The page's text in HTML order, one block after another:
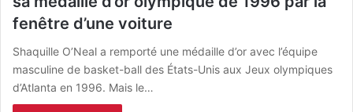
fenêtre d’une voiture
Shaquille O’Neal a remporté une médaille d’or avec l’équipe
masculine de basket-ball des États-Unis aux Jeux olympiques
d’Atlanta en 1996. Mais le…